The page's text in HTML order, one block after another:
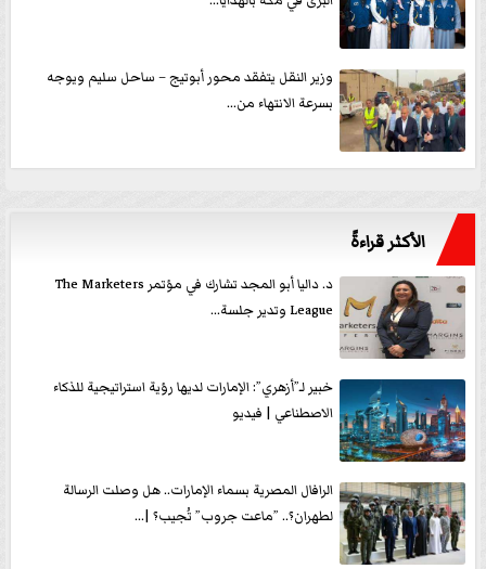
وزير النقل يتفقد محور أبوتيج – ساحل سليم ويوجه
بسرعة الانتهاء من...
الأكثر قراءةً
د. داليا أبو المجد تشارك في مؤتمر The Marketers
League وتدير جلسة...
خبير لـ”أزهري”: الإمارات لديها رؤية استراتيجية للذكاء
الاصطناعي | فيديو
الرافال المصرية بسماء الإمارات.. هل وصلت الرسالة
لطهران؟.. ”ماعت جروب” تُجيب؟ |...